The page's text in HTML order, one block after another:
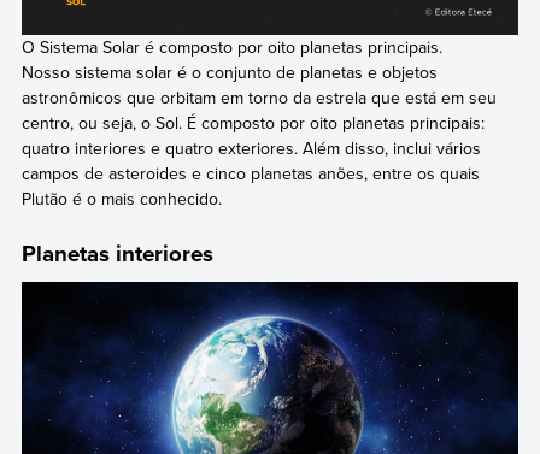
O Sistema Solar é composto por oito planetas principais.
Nosso sistema solar é o conjunto de planetas e objetos
astronômicos que orbitam em torno da estrela que está em seu
centro, ou seja, o Sol. É composto por oito planetas principais:
quatro interiores e quatro exteriores. Além disso, inclui vários
campos de asteroides e cinco planetas anões, entre os quais
Plutão é o mais conhecido.
Planetas interiores